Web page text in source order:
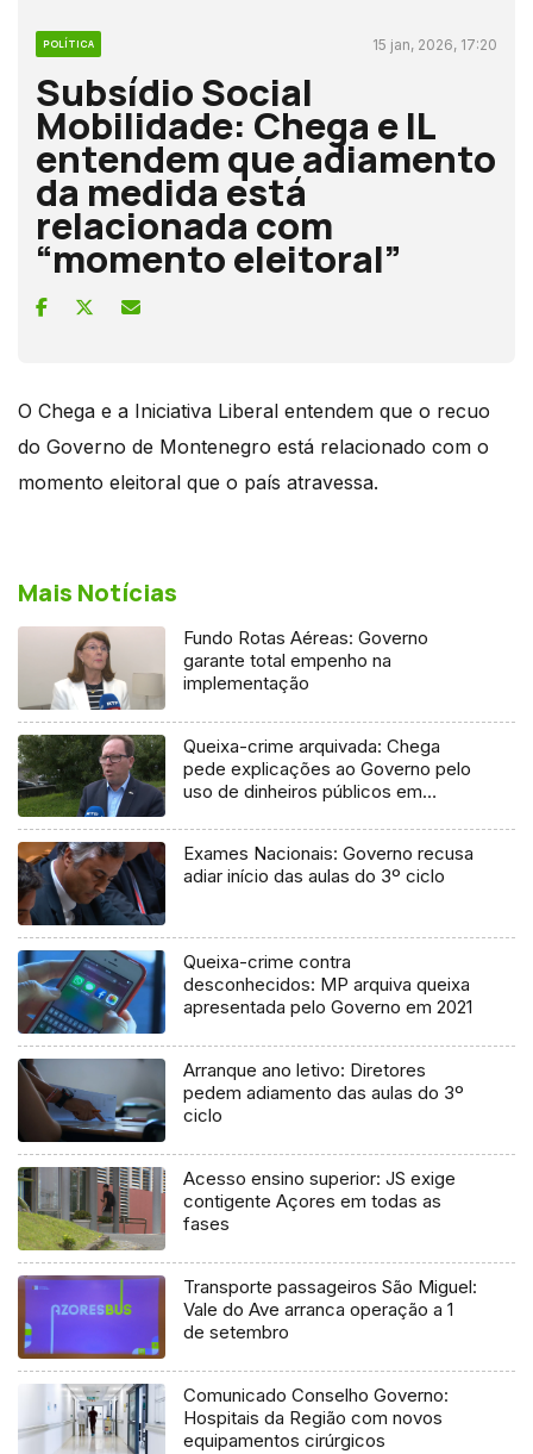
POLÍTICA 15 jan, 2026, 17:20
Subsídio Social
Mobilidade: Chega e IL
entendem que adiamento
da medida está
relacionada com
“momento eleitoral”
O Chega e a Iniciativa Liberal entendem que o recuo
do Governo de Montenegro está relacionado com o
momento eleitoral que o país atravessa.
Mais Notícias
Fundo Rotas Aéreas: Governo
garante total empenho na
implementação
Queixa-crime arquivada: Chega
pede explicações ao Governo pelo
uso de dinheiros públicos em
Exames Nacionais: Governo recusa
adiar início das aulas do 3º ciclo
Queixa-crime contra
desconhecidos: MP arquiva queixa
apresentada pelo Governo em 2021
Arranque ano letivo: Diretores
pedem adiamento das aulas do 3º
ciclo
Acesso ensino superior: JS exige
contigente Açores em todas as
fases
Transporte passageiros São Miguel:
Vale do Ave arranca operação a 1
de setembro
Comunicado Conselho Governo:
Hospitais da Região com novos
equipamentos cirúrgicos